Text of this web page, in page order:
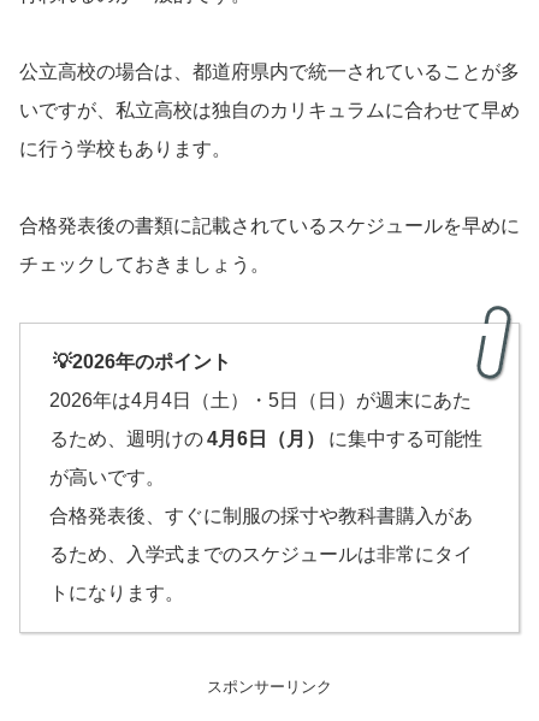
公立高校の場合は、都道府県内で統一されていることが多
いですが、私立高校は独自のカリキュラムに合わせて早め
に行う学校もあります。
合格発表後の書類に記載されているスケジュールを早めに
チェックしておきましょう。
💡2026年のポイント
2026年は4月4日（土）・5日（日）が週末にあた
るため、週明けの4月6日（月）
に集中する可能性
が高いです。
合格発表後、すぐに制服の採寸や教科書購入があ
るため、入学式までのスケジュールは非常にタイ
トになります。
スポンサーリンク